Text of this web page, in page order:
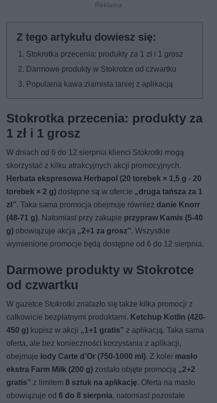
Stokrotka przecenia: produkty za 1 zł i 1 grosz
Darmowe produkty w Stokrotce od czwartku
Popularna kawa ziarnista taniej z aplikacją
Stokrotka przecenia: produkty za
1 zł i 1 grosz
W dniach od 6 do 12 sierpnia klienci Stokrotki mogą
skorzystać z kilku atrakcyjnych akcji promocyjnych.
Herbata ekspresowa Herbapol (20 torebek × 1,5 g - 20
torebek × 2 g) dostępne są w ofercie „druga tańsza za 1
zł”. Taka sama promocja obejmuje również danie Knorr
(48-71 g). Natomiast przy zakupie przypraw Kamis (5-40
g) obowiązuje akcja „2+1 za grosz”. Wszystkie
wymienione promocje będą dostępne od 6 do 12 sierpnia.
Darmowe produkty w Stokrotce
od czwartku
W gazetce Stokrotki znalazło się także kilka promocji z
całkowicie bezpłatnymi produktami. Ketchup Kotlin (420-
450 g) kupisz w akcji „1+1 gratis” z aplikacją. Taka sama
oferta, ale bez konieczności korzystania z aplikacji,
obejmuje lody Carte d’Or (750-1000 ml). Z kolei masło
ekstra Farm Milk (200 g) zostało objęte promocją „2+2
gratis” z limitem8 sztuk na aplikację. Oferta na masło
obowiązuje od6 do 8 sierpnia, natomiast pozostałe